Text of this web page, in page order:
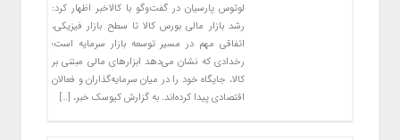
لوتوس پارسیان در گفت‌وگو با کالاخبر اظهار کرد:
رشد بازار مالی بورس کالا تا سطح بازار فیزیکی،
اتفاقی مهم در مسیر توسعه بازار سرمایه است؛
رخدادی که نشان می‌دهد ابزارهای مالی مبتنی بر
کالا، جایگاه خود را در میان سرمایه‌گذاران و فعالان
اقتصادی پیدا کرده‌اند. به گزارش کیوسک خبر، […]